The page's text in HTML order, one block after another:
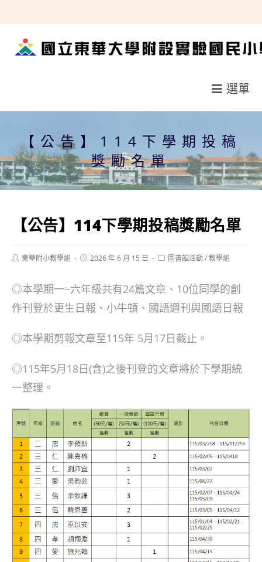
轉
選單
【公告】114下學期投稿
獎勵名單
【公告】114下學期投稿獎勵名單
Post東華附小教學組
Post2026 年 6 月 15 日
Post圖書館活動/教學組
◎本學期一~六年級共有24篇文章、10位同學的創
作刊登於更生日報、小牛頓、國語週刊與國語日報
◎本學期剪報文章至115年 5月17日截止。
◎115年5月18日(含)之後刊登的文章將於下學期統
一整理。